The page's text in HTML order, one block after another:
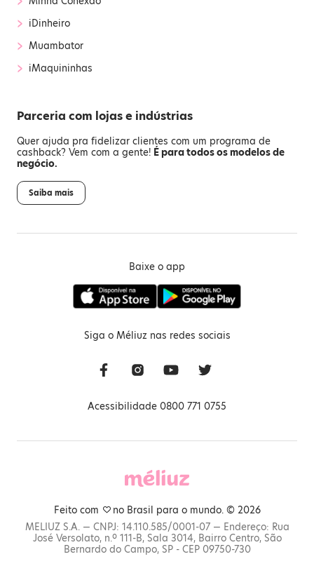
› iDinheiro
› Muambator
› iMaquininhas
Parceria com lojas e indústrias
Quer ajuda pra fidelizar clientes com um programa de
cashback? Vem com a gente! É para todos os modelos de
negócio.
Saiba mais
Baixe o app
Siga o Méliuz nas redes sociais
Acessibilidade 0800 771 0755
Feito com
no Brasil para o mundo. © 2026
MELIUZ S.A. — CNPJ: 14.110.585/0001-07 — Endereço: Rua
José Versolato, n.º 111-B, Sala 3014, Bairro Centro, São
Bernardo do Campo, SP - CEP 09750-730